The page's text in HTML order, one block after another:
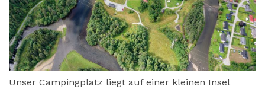
Unser Campingplatz liegt auf einer kleinen Insel